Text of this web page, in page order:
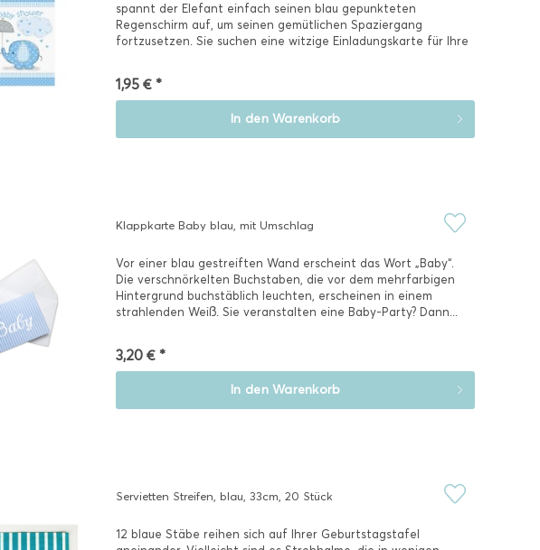
spannt der Elefant einfach seinen blau gepunkteten
Regenschirm auf, um seinen gemütlichen Spaziergang
fortzusetzen. Sie suchen eine witzige Einladungskarte für Ihre
1,95 € *
In den Warenkorb
Klappkarte Baby blau, mit Umschlag
Vor einer blau gestreiften Wand erscheint das Wort „Baby“.
Die verschnörkelten Buchstaben, die vor dem mehrfarbigen
Hintergrund buchstäblich leuchten, erscheinen in einem
strahlenden Weiß. Sie veranstalten eine Baby-Party? Dann...
3,20 € *
In den Warenkorb
Servietten Streifen, blau, 33cm, 20 Stück
12 blaue Stäbe reihen sich auf Ihrer Geburtstagstafel